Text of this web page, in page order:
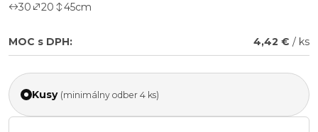
30 20 45cm
MOC s DPH: 4,42 € / ks
Kusy (minimálny odber 4 ks)